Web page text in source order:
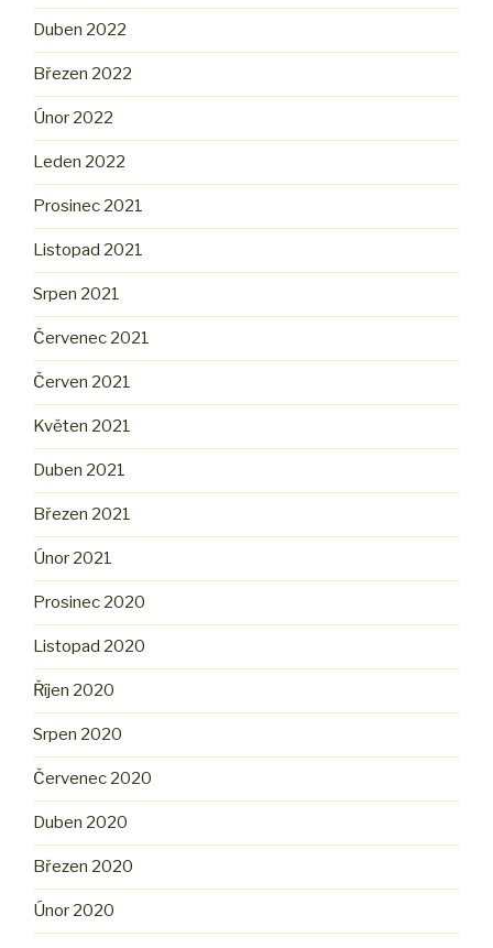
Duben 2022
Březen 2022
Únor 2022
Leden 2022
Prosinec 2021
Listopad 2021
Srpen 2021
Červenec 2021
Červen 2021
Květen 2021
Duben 2021
Březen 2021
Únor 2021
Prosinec 2020
Listopad 2020
Říjen 2020
Srpen 2020
Červenec 2020
Duben 2020
Březen 2020
Únor 2020